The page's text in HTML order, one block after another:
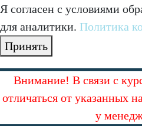
Я согласен с условиями
для аналитики. Политика
Принять
Внимание! В связи с
отличаться от указанных
у